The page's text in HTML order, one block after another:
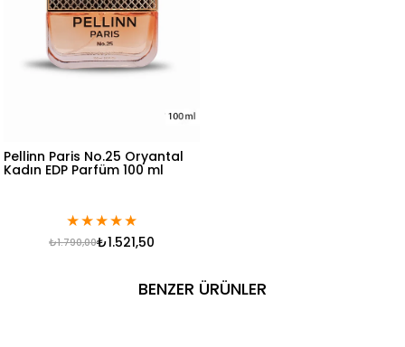
Pellinn Paris No.25 Oryantal
Kadın EDP Parfüm 100 ml
★★★★★
₺1.521,50
₺1.790,00
BENZER ÜRÜNLER